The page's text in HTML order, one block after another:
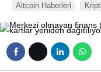
Altcoin Haberleri